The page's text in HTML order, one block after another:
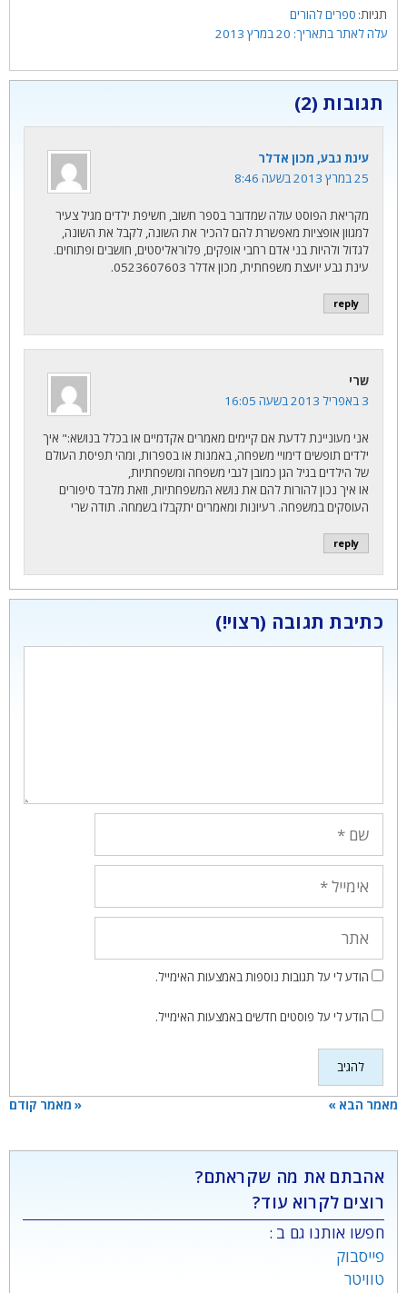
תגיות
ספרים להורים
20 במרץ 2013
תגובות (2)
עינת גבע, מכון אדלר
25 במרץ 2013 בשעה 8:46
מקריאת הפוסט עולה שמדובר בספר חשוב, חשיפת ילדים מגיל צעיר
למגוון אופציות מאפשרת להם להכיר את השונה, לקבל את השונה,
לגדול ולהיות בני אדם רחבי אופקים, פלוראליסטים, חושבים ופתוחים.
עינת גבע יועצת משפחתית, מכון אדלר 0523607603.
reply
שרי
3 באפריל 2013 בשעה 16:05
אני מעוניינת לדעת אם קיימים מאמרים אקדמיים או בכלל בנושא:" איך
ילדים תופשים דימויי משפחה, באמנות או בספרות, ומהי תפיסת העולם
של הילדים בגיל הגן כמובן לגבי משפחה ומשפחתיות,
או איך נכון להורות להם את נושא המשפחתיות, וזאת מלבד סיפורים
העוסקים במשפחה. רעיונות ומאמרים יתקבלו בשמחה. תודה שרי
reply
כתיבת תגובה
הודע לי על תגובות נוספות באמצעות האימייל.
הודע לי על פוסטים חדשים באמצעות האימייל.
« מאמר קודם מאמר הבא »
אהבתם את מה שקראתם?
רוצים לקרוא עוד?
חפשו אותנו גם ב :
פייסבוק
טוויטר